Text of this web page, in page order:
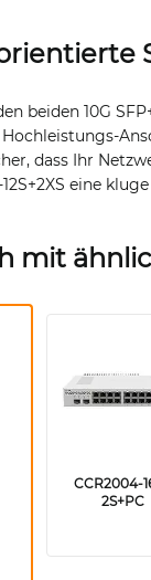
beiden 10G
dass Ihr
eine
mit
CCR2004-
2S+PC